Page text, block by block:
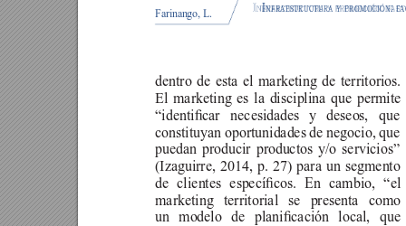
Infraestructura y promocIón:
Infraestructura y promocIón:
Farinango, L.
dentro de esta el marketing de territorios.
El marketing es la disciplina que permite
“identicar
necesidades y deseos,
que
constituyan oportunidades de negocio, que
puedan producir productos y/o servicios”
(Izaguirre, 2014, p. 27) para un segmento
de
clientes especícos. En cambio,
“el
marketing territorial se presenta
un
modelo de planicación local,
que